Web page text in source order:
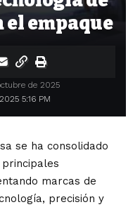
empaque
5:16 PM
de 2025
se ha consolidado
marcas de
precisión y